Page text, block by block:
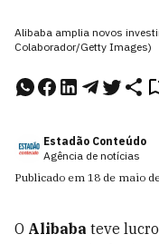
Alibaba amplia novos
Colaborador/Getty Images)
Estadão Conteúdo
Agência de notícias
Publicado em 18 de maio
O Alibaba teve